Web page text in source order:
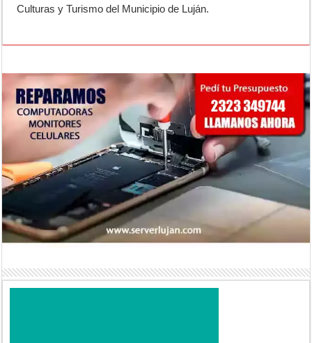
Culturas y Turismo del Municipio de Luján.